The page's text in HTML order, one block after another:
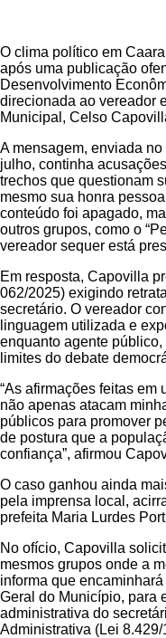
O clima político em
após uma publicação
Desenvolvimento
direcionada ao vereador
Municipal, Celso
A mensagem, enviada
julho, continha
trechos que questionam
mesmo sua honra
conteúdo foi apagado,
outros grupos, como o
vereador sequer está
Em resposta, Capovilla
062/2025) exigindo
secretário. O vereador
linguagem utilizada e
enquanto agente
limites do debate
“As afirmações feitas em
não apenas atacam
públicos para promover
de postura que a
confiança”, afirmou
O caso ganhou ainda
pela imprensa local,
prefeita Maria Lurdes
No ofício, Capovilla
mesmos grupos onde a
informa que
Geral do Município, para
administrativa do
Administrativa (Lei 8.429/